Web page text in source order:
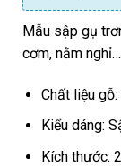
Mẫu sập gụ
cơm, nằm nghỉ…
Chất liệu
Kiểu dáng:
Kích thước: